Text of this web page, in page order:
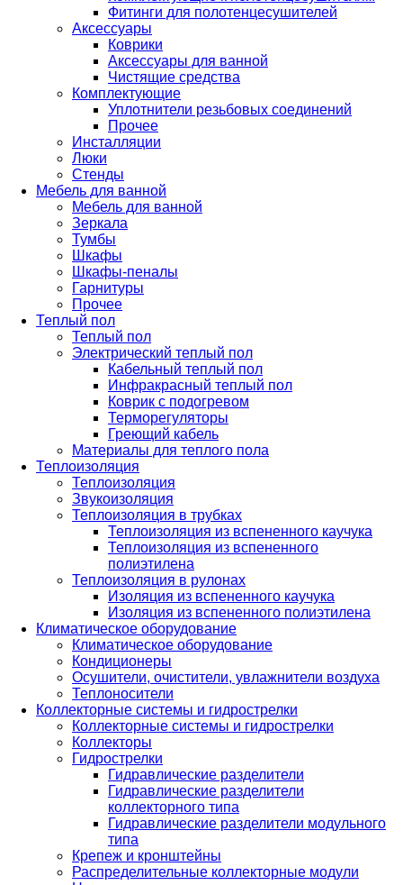
Фитинги для полотенцесушителей
Аксессуары
Коврики
Аксессуары для ванной
Чистящие средства
Комплектующие
Уплотнители резьбовых соединений
Прочее
Инсталляции
Люки
Стенды
Мебель для ванной
Мебель для ванной
Зеркала
Тумбы
Шкафы
Шкафы-пеналы
Гарнитуры
Прочее
Теплый пол
Теплый пол
Электрический теплый пол
Кабельный теплый пол
Инфракрасный теплый пол
Коврик с подогревом
Терморегуляторы
Греющий кабель
Материалы для теплого пола
Теплоизоляция
Теплоизоляция
Звукоизоляция
Теплоизоляция в трубках
Теплоизоляция из вспененного каучука
Теплоизоляция из вспененного
полиэтилена
Теплоизоляция в рулонах
Изоляция из вспененного каучука
Изоляция из вспененного полиэтилена
Климатическое оборудование
Климатическое оборудование
Кондиционеры
Осушители, очистители, увлажнители воздуха
Теплоносители
Коллекторные системы и гидрострелки
Коллекторные системы и гидрострелки
Коллекторы
Гидрострелки
Гидравлические разделители
Гидравлические разделители
коллекторного типа
Гидравлические разделители модульного
типа
Крепеж и кронштейны
Распределительные коллекторные модули